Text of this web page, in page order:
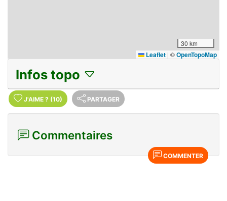
30 km
Leaflet | ©OpenTopoMap
Infos topo
J'AIME ? (10) PARTAGER
Commentaires
COMMENTER